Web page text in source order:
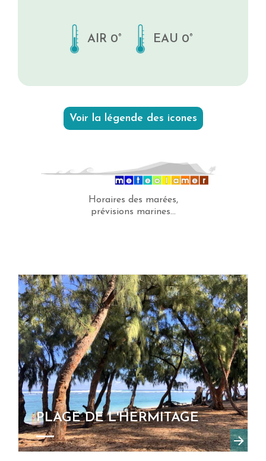
AIR 0° EAU 0°
Voir la légende des icones
Horaires des marées,
prévisions marines...
PLAGE DE L'HERMITAGE